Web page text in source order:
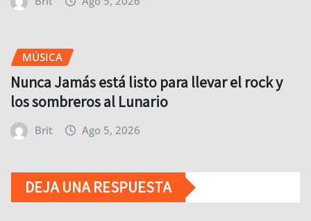
MÚSICA
Nunca Jamás está listo para llevar el rock y
los sombreros al Lunario
Brit Ago 5, 2026
DEJA UNA RESPUESTA